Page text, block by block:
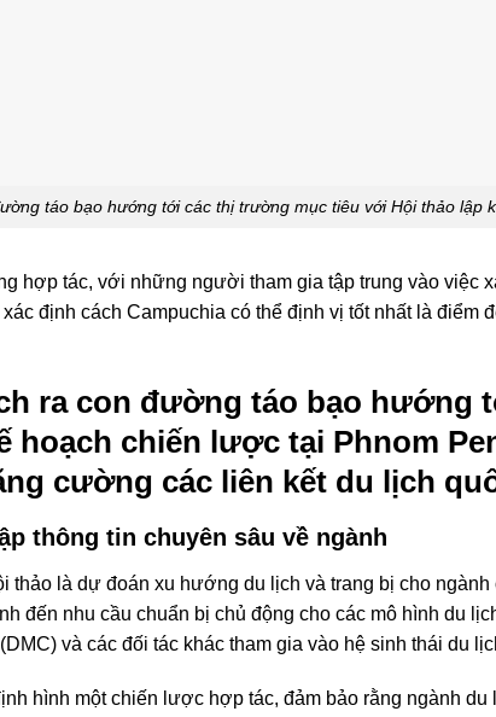
táo bạo hướng tới các thị trường mục tiêu với Hội thảo lập
hợp tác, với những người tham gia tập trung vào việc
định cách Campuchia có thể định vị tốt nhất là
ra con đường táo bạo hướng
hoạch chiến lược tại Phnom
cường các liên kết du lịch
thông tin chuyên sâu về ngành
thảo là dự đoán xu hướng du lịch và trang bị cho
đến nhu cầu chuẩn bị chủ động cho các mô hình du
và các đối tác khác tham gia vào hệ sinh thái du
hình một chiến lược hợp tác, đảm bảo rằng ngành